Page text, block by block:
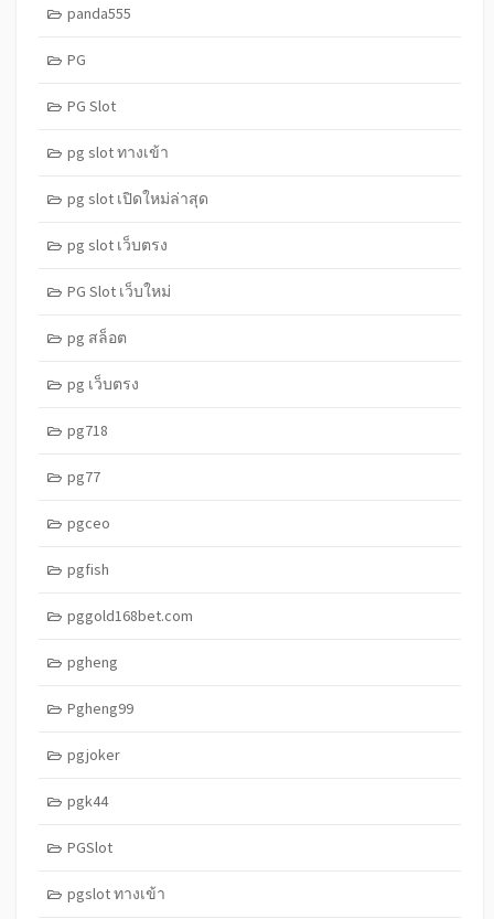
panda555
PG
PG Slot
pg slot ทางเข้า
pg slot เปิดใหม่ล่าสุด
pg slot เว็บตรง
PG Slot เว็บใหม่
pg สล็อต
pg เว็บตรง
pg718
pg77
pgceo
pgfish
pggold168bet.com
pgheng
Pgheng99
pgjoker
pgk44
PGSlot
pgslot ทางเข้า